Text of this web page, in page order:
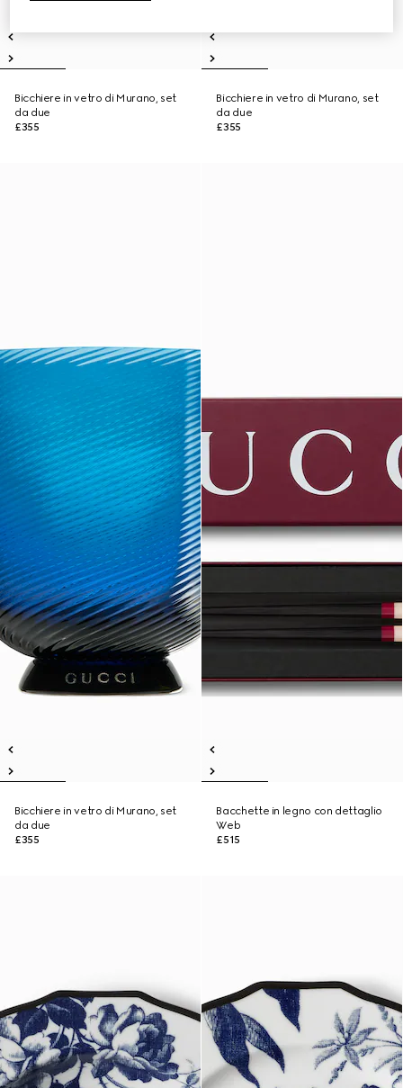
Bicchiere in vetro di Murano, set
da due
£355
Bicchiere in vetro di Murano, set
da due
£355
Bicchiere in vetro di Murano, set
da due
£355
Bacchette in legno con dettaglio
Web
£515